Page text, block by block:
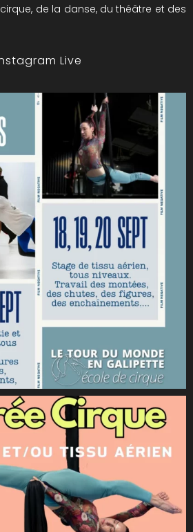
de la danse, du théâtre et des
Live